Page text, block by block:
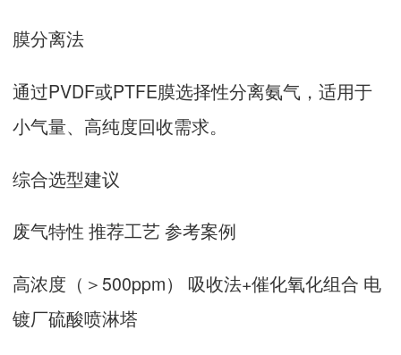
膜分离法‌
通过PVDF或PTFE膜选择性分离氨气，适用于
小气量、高纯度回收需求‌。
综合选型建议
废气特性‌ ‌推荐工艺‌ ‌参考案例‌
高浓度（＞500ppm） 吸收法+催化氧化组合‌ 电
镀厂硫酸喷淋塔‌